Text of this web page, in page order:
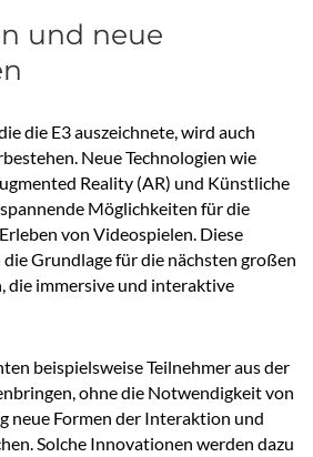
und neue
die E3 auszeichnete, wird auch
Neue Technologien wie
Reality (AR) und Künstliche
Möglichkeiten für die
von Videospielen. Diese
Grundlage für die nächsten großen
die immersive und interaktive
beispielsweise Teilnehmer aus der
ohne die Notwendigkeit von
neue Formen der Interaktion und
Solche Innovationen werden dazu